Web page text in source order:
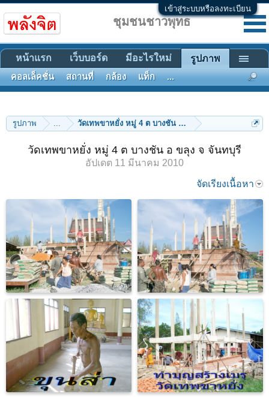
เข้าสู่ระบบหรือลงทะเบียน
รูปภาพ ...
วัดเทพขาหยั่ง หมู่ 4 ต บางชัน อ ขลุง จ จันทบุรี
อัปเดต 11 มีนาคม 2010
จัดเรียงเนื้อหา
ชุมชนชาวพุทธ
หน้าแรก เว็บบอร์ด มีอะไรใหม่ รูปภาพ
คอลเล็คชั่น สถานที่ กล้อง แท็ก ...